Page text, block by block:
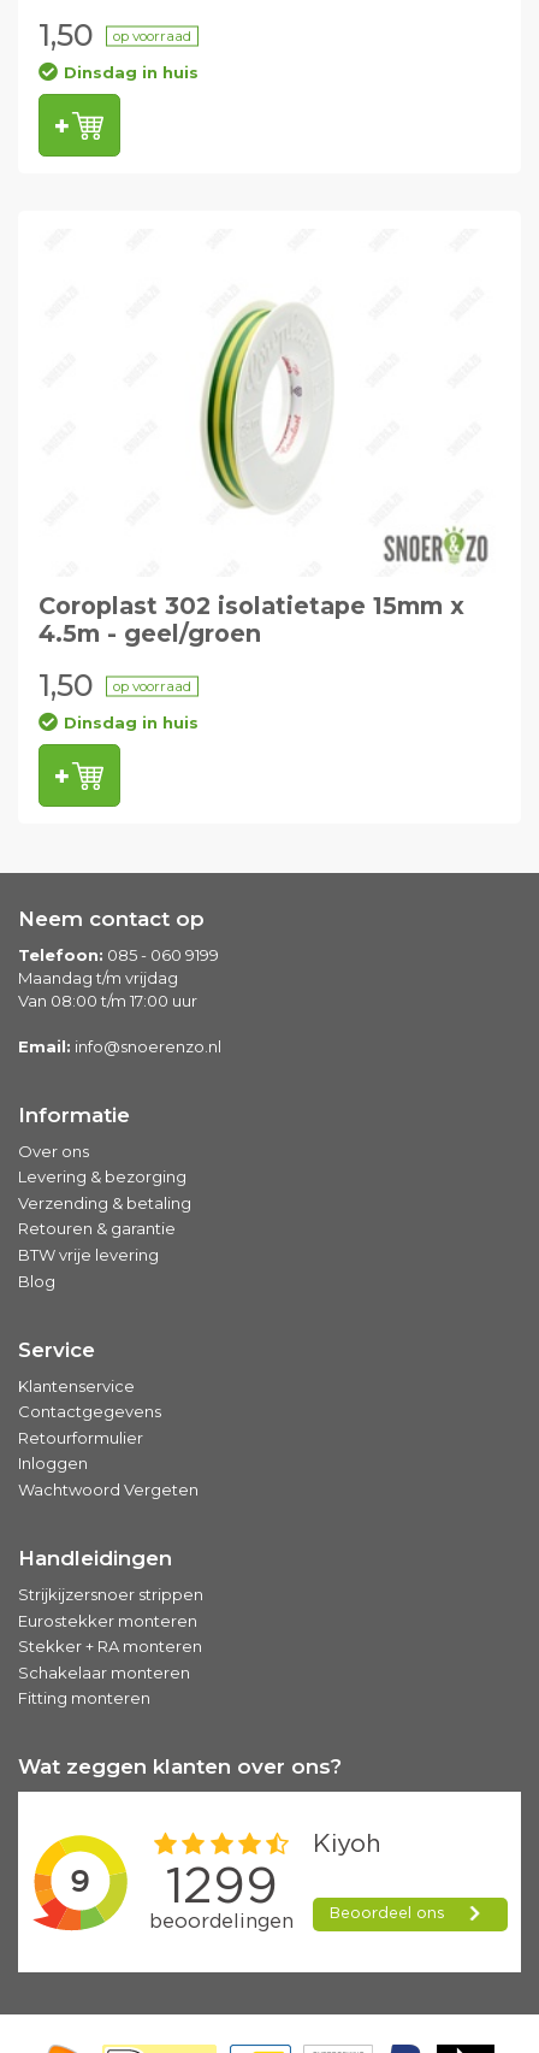
1,50 op voorraad
Dinsdag in huis
Coroplast 302 isolatietape 15mm x
4.5m - geel/groen
1,50 op voorraad
Dinsdag in huis
Neem contact op
Telefoon: 085 - 060 9199
Maandag t/m vrijdag
Van 08:00 t/m 17:00 uur
Email: info@snoerenzo.nl
Informatie
Over ons
Levering & bezorging
Verzending & betaling
Retouren & garantie
BTW vrije levering
Blog
Service
Klantenservice
Contactgegevens
Retourformulier
Inloggen
Wachtwoord Vergeten
Handleidingen
Strijkijzersnoer strippen
Eurostekker monteren
Stekker + RA monteren
Schakelaar monteren
Fitting monteren
Wat zeggen klanten over ons?